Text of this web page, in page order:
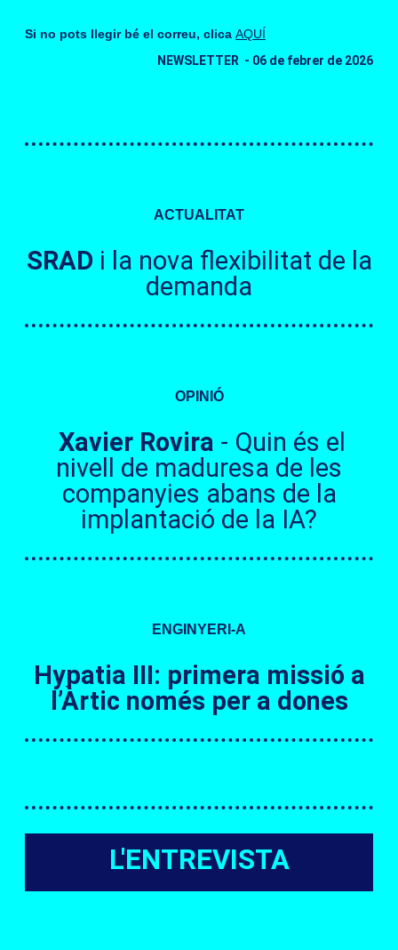
Si no pots llegir bé el correu, clica AQUÍ
NEWSLETTER - 06 de febrer de 2026
ACTUALITAT
SRAD i la nova flexibilitat de la
demanda
OPINIÓ
Xavier Rovira - Quin és el
nivell de maduresa de les
companyies abans de la
implantació de la IA?
ENGINYERI-A
Hypatia III: primera missió a
l’Àrtic només per a dones
L'ENTREVISTA